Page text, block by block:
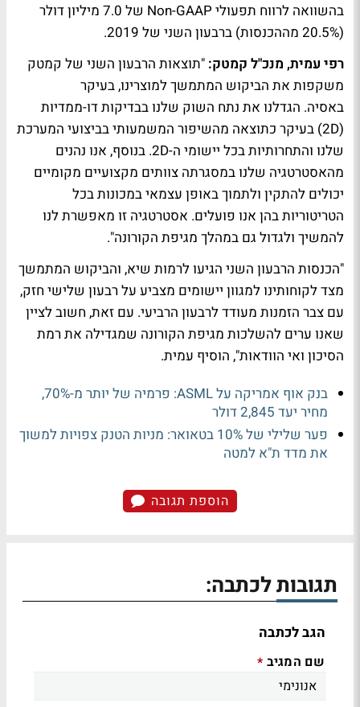
בהשוואה לרווח תפעולי Non-GAAP של 7.0 מיליון דולר
(20.5% מההכנסות) ברבעון השני של 2019.
רפי עמית, מנכ"ל קמטק: "תוצאות הרבעון השני של קמטק
משקפות את הביקוש המתמשך למוצרינו, בעיקר
באסיה. הגדלנו את נתח השוק שלנו בבדיקות דו-ממדיות
(2D) בעיקר כתוצאה מהשיפור המשמעותי בביצועי המערכת
שלנו והתחרותיות בכל יישומי ה-2D. בנוסף, אנו נהנים
מהאסטרטגיה שלנו במסגרתה צוותים מקצועיים מקומיים
יכולים להתקין ולתמוך באופן עצמאי במכונות בכל
הטריטוריות בהן אנו פועלים. אסטרטגיה זו מאפשרת לנו
להמשיך ולגדול גם במהלך מגיפת הקורונה".
"הכנסות הרבעון השני הגיעו לרמות שיא, והביקוש המתמשך
מצד לקוחותינו למגוון יישומים מצביע על רבעון שלישי חזק,
עם צבר הזמנות מעודד לרבעון הרביעי. עם זאת, חשוב לציין
שאנו ערים להשלכות מגיפת הקורונה שמגדילה את רמת
הסיכון ואי הוודאות", הוסיף עמית.
בנק אוף אמריקה על ASML: פרמיה של יותר מ-70%,
מחיר יעד 2,845 דולר
פער שלילי של 10% בטאואר: מניות הטנק צפויות למשוך
את מדד ת"א למטה
הוספת תגובה
תגובות לכתבה:
הגב לכתבה
שם המגיב *